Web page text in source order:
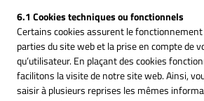
6.1 Cookies techniques ou fonctionnels
Certains cookies assurent le
parties du site web et la prise en compte de
qu’utilisateur. En plaçant des cookies
facilitons la visite de notre site web. Ainsi,
saisir à plusieurs reprises les mêmes